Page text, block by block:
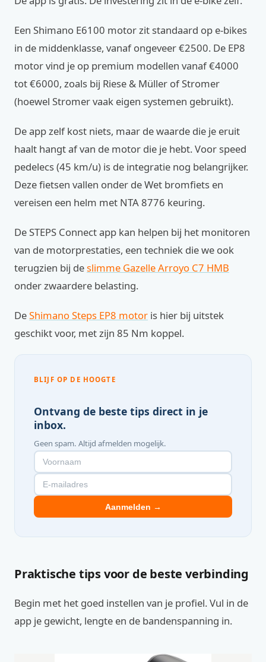
Een Shimano E6100 motor zit standaard op e-bikes
in de middenklasse, vanaf ongeveer €2500. De EP8
motor vind je op premium modellen vanaf €4000
tot €6000, zoals bij Riese & Müller of Stromer
(hoewel Stromer vaak eigen systemen gebruikt).
De app zelf kost niets, maar de waarde die je eruit
haalt hangt af van de motor die je hebt. Voor speed
pedelecs (45 km/u) is de integratie nog belangrijker.
Deze fietsen vallen onder de Wet bromfiets en
vereisen een helm met NTA 8776 keuring.
De STEPS Connect app kan helpen bij het monitoren
van de motorprestaties, een techniek die we ook
terugzien bij deslimme Gazelle Arroyo C7 HMB
onder zwaardere belasting.
DeShimano Steps EP8 motor is hier bij uitstek
geschikt voor, met zijn 85 Nm koppel.
BLIJF OP DE HOOGTE
Ontvang de beste tips direct in je
inbox.
Geen spam. Altijd afmelden mogelijk.
Aanmelden →
Praktische tips voor de beste verbinding
Begin met het goed instellen van je profiel. Vul in de
app je gewicht, lengte en de bandenspanning in.